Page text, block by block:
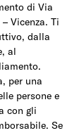
di Via
Vicenza. Ti
dalla
al
per una
persone e
con gli
Se